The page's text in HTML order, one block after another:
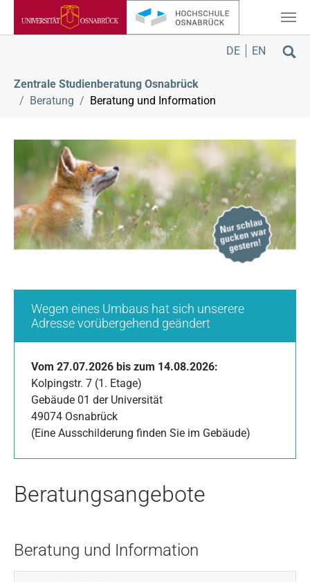
DE EN
Zentrale Studienberatung Osnabrück
Beratung
Beratung und Information
Wegen eines Umbaus hat sich unserere
Adresse vorübergehend geändert
Vom 27.07.2026 bis zum 14.08.2026:
Kolpingstr. 7 (1. Etage)
Gebäude 01 der Universität
49074 Osnabrück
(Eine Ausschilderung finden Sie im Gebäude)
Beratungsangebote
Beratung und Information